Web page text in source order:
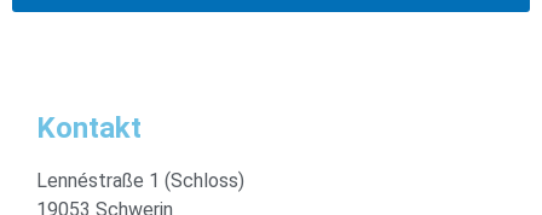
Kontakt
Lennéstraße 1 (Schloss)
19053 Schwerin